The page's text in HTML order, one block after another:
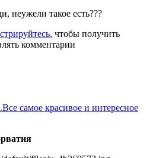
неужели такое есть???
, чтобы получить
комментарии
самое красивое и интересное